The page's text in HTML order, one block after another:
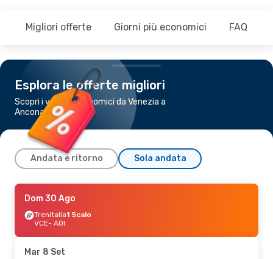
Migliori offerte Giorni più economici FAQ
Esplora le offerte migliori
Scopri i voli più economici da Venezia a
Ancona
Andata e ritorno Sola andata
Sab 29 Ago- Lun 31 Ago
Wizz Air Malta1 Scalo
VCE- AOI
AOI- VCE
Dom 30 Ago
Trenitalia1 Scalo
VCE- AOI
Mar 8 Set